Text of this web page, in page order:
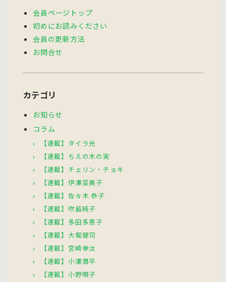
会員ページトップ
初めにお読みください
会員の更新方法
お問合せ
カテゴリ
お知らせ
コラム
【連載】タイラ光
【連載】ちえの木の実
【連載】チェリン・チョキ
【連載】伊澤菜美子
【連載】佐々木 恭子
【連載】吹留純子
【連載】多田多恵子
【連載】大堀健司
【連載】宮崎幸汰
【連載】小澤潤平
【連載】小野明子